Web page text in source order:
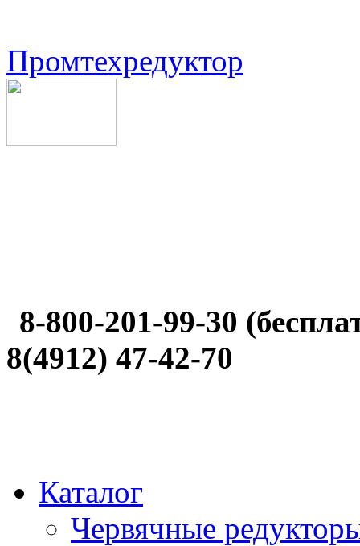
Промтехредуктор
8-800-201-99-30
8(4912) 47-42-70
Каталог
Червячные